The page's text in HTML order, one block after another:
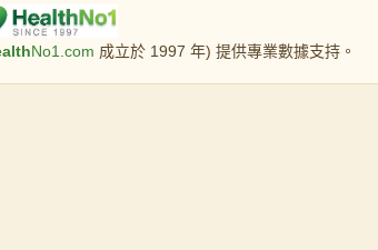
No1.com 成立於 1997 年) 提供專業數據支持。